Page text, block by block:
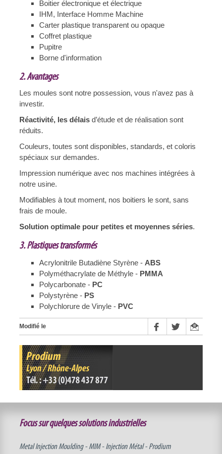
Boitier électronique et électrique
IHM, Interface Homme Machine
Carter plastique transparent ou opaque
Coffret plastique
Pupitre
Borne d'information
2. Avantages
Les moules sont notre possession, vous n'avez pas à
investir.
Réactivité, les délais d’étude et de réalisation sont
réduits.
Couleurs, toutes sont disponibles, standards, et coloris
spéciaux sur demandes.
Impression numérique avec nos machines intégrées à
notre usine.
Modifiables à tout moment, nos boitiers le sont, sans
frais de moule.
Solution optimale pour petites et moyennes séries.
3. Plastiques transformés
Acrylonitrile Butadiène Styrène - ABS
Polyméthacrylate de Méthyle - PMMA
Polycarbonate - PC
Polystyrène - PS
Polychlorure de Vinyle - PVC
Modifié le
Focus sur quelques solutions industrielles
Metal Injection Moulding - MIM - Injection Métal - Prodium